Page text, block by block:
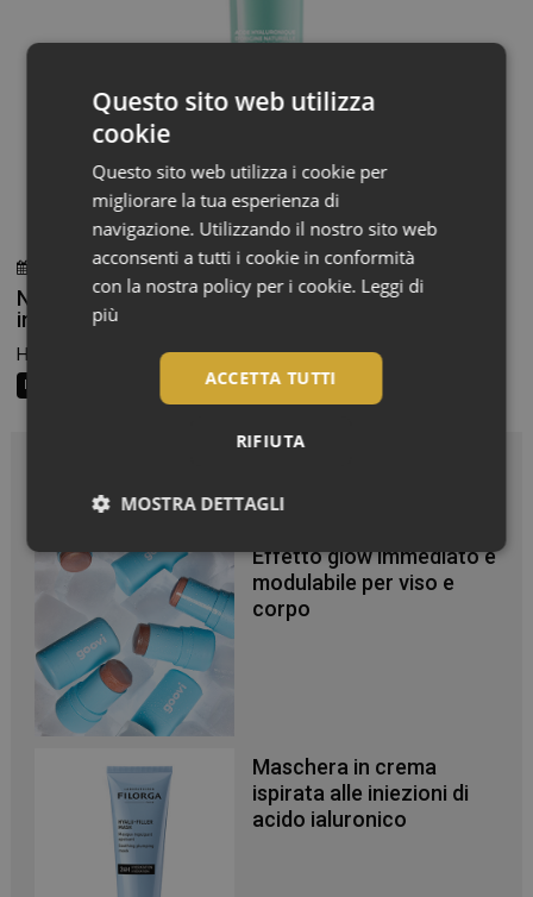
30 Luglio 2026 Redazione
Nuovo formato e due versioni per un’idratazione
intensa e una pelle rimpolpata
Hydraphase HA di La Roche-Posay è disponibile in due...
In Vetrina
Effetto glow immediato e
modulabile per viso e
corpo
Maschera in crema
ispirata alle iniezioni di
acido ialuronico
Questo sito web utilizza
cookie
Questo sito web utilizza i cookie per
migliorare la tua esperienza di
navigazione. Utilizzando il nostro sito web
acconsenti a tutti i cookie in conformità
con la nostra policy per i cookie. Leggi di
più
ACCETTA TUTTI
RIFIUTA
MOSTRA DETTAGLI
Necessari
I cookie necessari contribuiscono a rendere fruibile il
sito web abilitandone funzionalità di base quali la
navigazione sulle pagine e l'accesso alle aree
protette del sito. Il sito web non è in grado di
funzionare correttamente senza questi cookie.
NOME